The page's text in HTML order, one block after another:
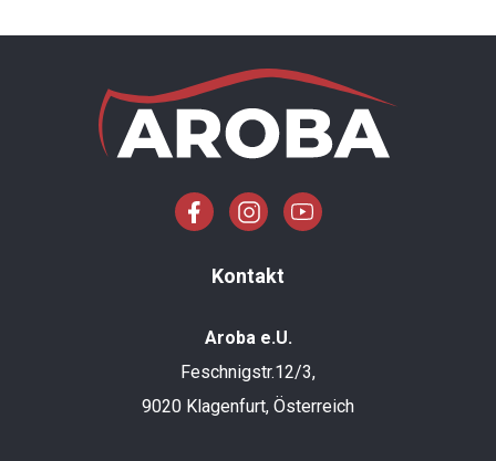
Kontakt
Aroba e.U.
Feschnigstr.12/3,
9020 Klagenfurt, Österreich